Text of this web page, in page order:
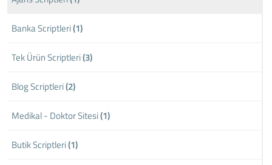
Banka Scriptleri(1)
Tek Ürün Scriptleri(3)
Blog Scriptleri(2)
Medikal - Doktor Sitesi(1)
Butik Scriptleri(1)